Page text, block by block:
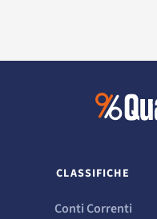
CLASSIFICHE
Conti Correnti